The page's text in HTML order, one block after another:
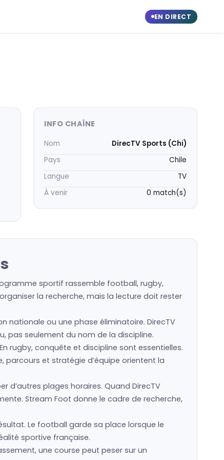
EN DIRECT
INFO CHAÎNE
Nom
DirecTV Sports (Chi)
Pays
Chile
Langue
TV
À venir
0 match(s)
sportif rassemble football, rugby,
la recherche, mais la lecture doit rester
nationale ou une phase éliminatoire. DirecTV
pas seulement du nom de la discipline.
rugby, conquête et discipline sont essentielles.
parcours et stratégie d’équipe orientent la
d’autres plages horaires. Quand DirecTV
Stream Foot donne le cadre de recherche,
Le football garde sa place lorsque le
sportive française.
une course peut peser sur un